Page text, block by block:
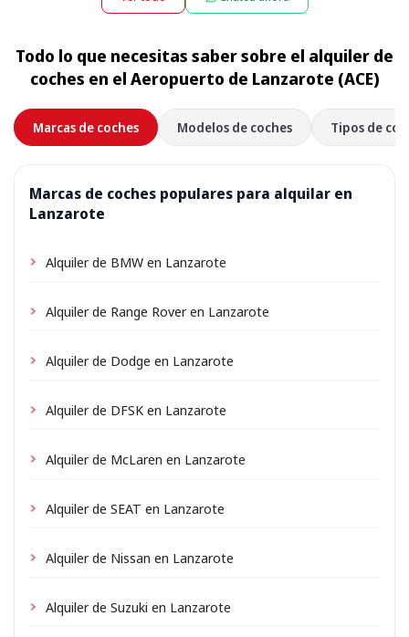
suplemento nocturno, que se muestra durante la
alquiler. Solo elige la dirección de tu alojamiento como
aplicarse una pequeña tarifa de entrega, siempre
mostrada por adelantado.
Todo lo que necesitas saber sobre el alquiler de
coches en el Aeropuerto de Lanzarote (ACE)
Marcas de coches Modelos de coches Tipos de
Marcas de coches populares para alquilar en
Lanzarote
Alquiler de BMW en Lanzarote
Alquiler de Range Rover en Lanzarote
Alquiler de Dodge en Lanzarote
Alquiler de DFSK en Lanzarote
Alquiler de McLaren en Lanzarote
Alquiler de SEAT en Lanzarote
Alquiler de Nissan en Lanzarote
Alquiler de Suzuki en Lanzarote